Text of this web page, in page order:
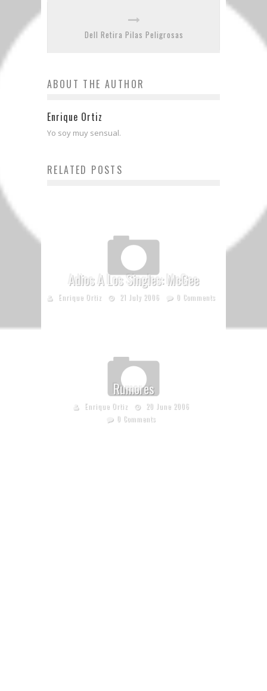
Dell Retira Pilas Peligrosas
ABOUT THE AUTHOR
Enrique Ortiz
Yo soy muy sensual.
RELATED POSTS
Adios A Los Singles: McGee
Enrique Ortiz 21 July 2006 0 Comments
Rumores
Enrique Ortiz
20 June 2006
0 Comments